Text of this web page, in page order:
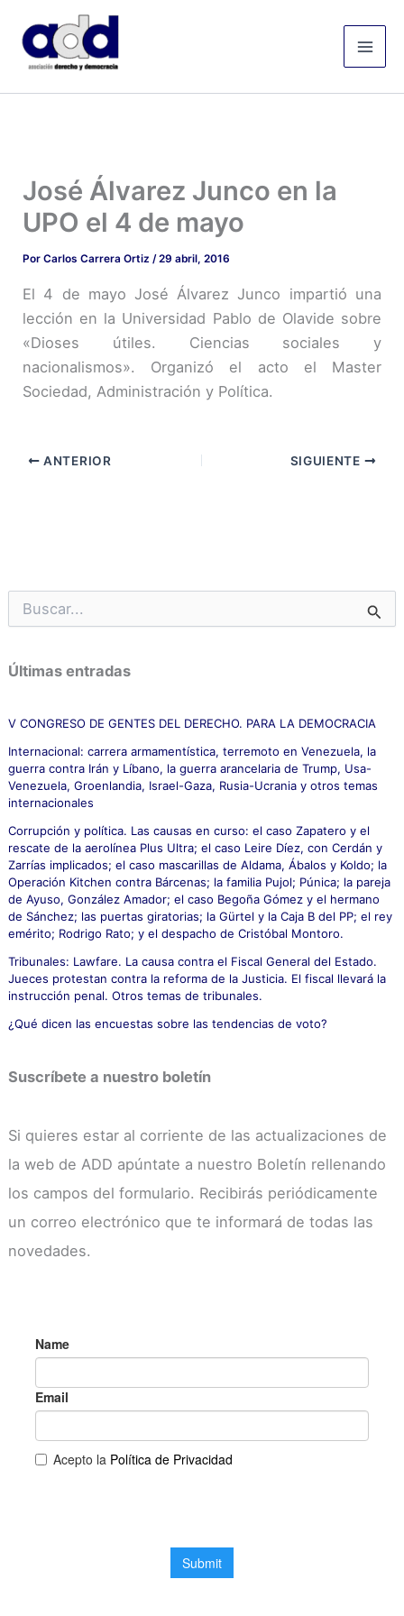
contenido
José Álvarez Junco en la
UPO el 4 de mayo
PorCarlos Carrera Ortiz/29 abril, 2016
El 4 de mayo José Álvarez Junco impartió una
lección en la Universidad Pablo de Olavide sobre
«Dioses útiles. Ciencias sociales y
nacionalismos». Organizó el acto el Master
Sociedad, Administración y Política.
ANTERIOR SIGUIENTE
u
c
a
p
r
:
Últimas entradas
V CONGRESO DE GENTES DEL DERECHO. PARA LA DEMOCRACIA
Internacional: carrera armamentística, terremoto en Venezuela, la
guerra contra Irán y Líbano, la guerra arancelaria de Trump, Usa-
Venezuela, Groenlandia, Israel-Gaza, Rusia-Ucrania y otros temas
internacionales
Corrupción y política. Las causas en curso: el caso Zapatero y el
rescate de la aerolínea Plus Ultra; el caso Leire Díez, con Cerdán y
Zarrías implicados; el caso mascarillas de Aldama, Ábalos y Koldo; la
Operación Kitchen contra Bárcenas; la familia Pujol; Púnica; la pareja
de Ayuso, González Amador; el caso Begoña Gómez y el hermano
de Sánchez; las puertas giratorias; la Gürtel y la Caja B del PP; el rey
emérito; Rodrigo Rato; y el despacho de Cristóbal Montoro.
Tribunales: Lawfare. La causa contra el Fiscal General del Estado.
Jueces protestan contra la reforma de la Justicia. El fiscal llevará la
instrucción penal. Otros temas de tribunales.
¿Qué dicen las encuestas sobre las tendencias de voto?
Suscríbete a nuestro boletín
Si quieres estar al corriente de las actualizaciones de
la web de ADD apúntate a nuestro Boletín rellenando
los campos del formulario. Recibirás periódicamente
un correo electrónico que te informará de todas las
novedades.